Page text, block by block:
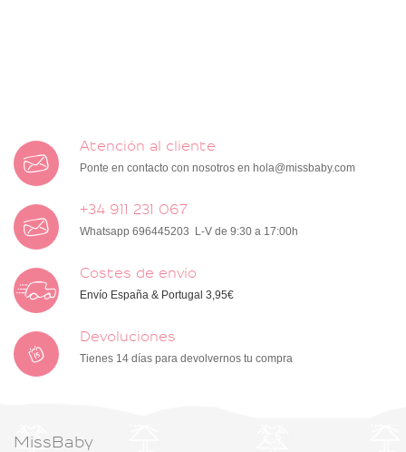
Atención al cliente
Ponte en contacto con nosotros en hola@missbaby.com
+34 911 231 067
Whatsapp 696445203 L-V de 9:30 a 17:00h
Costes de envío
Envío España & Portugal 3,95€
Devoluciones
Tienes 14 días para devolvernos tu compra
MissBaby